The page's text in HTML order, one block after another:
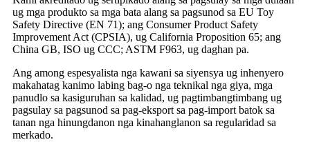
ug mga produkto sa mga bata alang sa pagsunod sa EU Toy
Safety Directive (EN 71); ang Consumer Product Safety
Improvement Act (CPSIA), ug California Proposition 65; ang
China GB, ISO ug CCC; ASTM F963, ug daghan pa.
Ang among espesyalista nga kawani sa siyensya ug inhenyero
makahatag kanimo labing bag-o nga teknikal nga giya, mga
panudlo sa kasiguruhan sa kalidad, ug pagtimbangtimbang ug
pagsulay sa pagsunod sa pag-eksport sa pag-import batok sa
tanan nga hinungdanon nga kinahanglanon sa regularidad sa
merkado.